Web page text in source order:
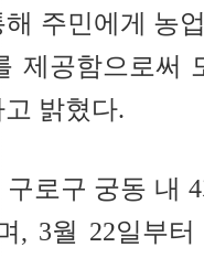
주민에게 농
제공함으로써
밝혔다.
로구 궁동 내
, 3월 22일부